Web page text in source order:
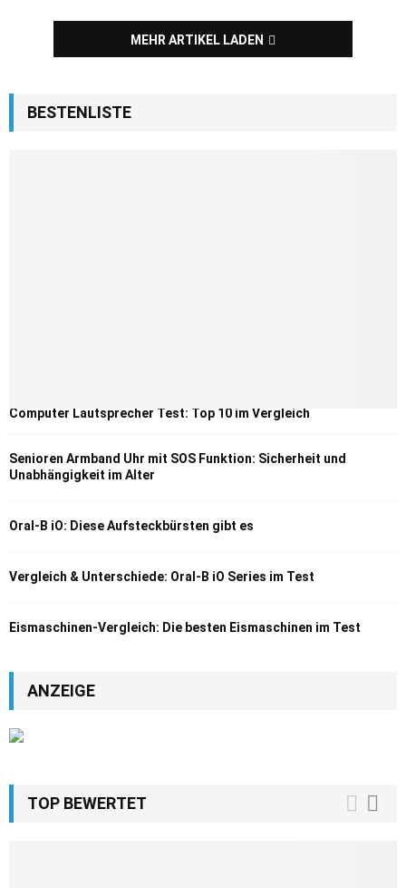
MEHR ARTIKEL LADEN
BESTENLISTE
Computer Lautsprecher Test: Top 10 im Vergleich
Senioren Armband Uhr mit SOS Funktion: Sicherheit und
Unabhängigkeit im Alter
Oral-B iO: Diese Aufsteckbürsten gibt es
Vergleich & Unterschiede: Oral-B iO Series im Test
Eismaschinen-Vergleich: Die besten Eismaschinen im Test
ANZEIGE
TOP BEWERTET